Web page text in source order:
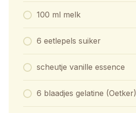
100 ml melk
6 eetlepels suiker
scheutje vanille essence
6 blaadjes gelatine (Oetker)